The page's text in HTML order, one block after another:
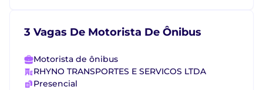
3 Vagas De Motorista De Ônibus
Motorista de ônibus
RHYNO TRANSPORTES E SERVICOS LTDA
Presencial